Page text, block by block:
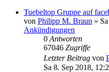
Tuebeltop Gruppe auf
von Philipp M. Braun »
Ankündigungen
0 Antworten
67046 Zugriffe
Letzter Beitrag von
Sa 8. Sep 2018,